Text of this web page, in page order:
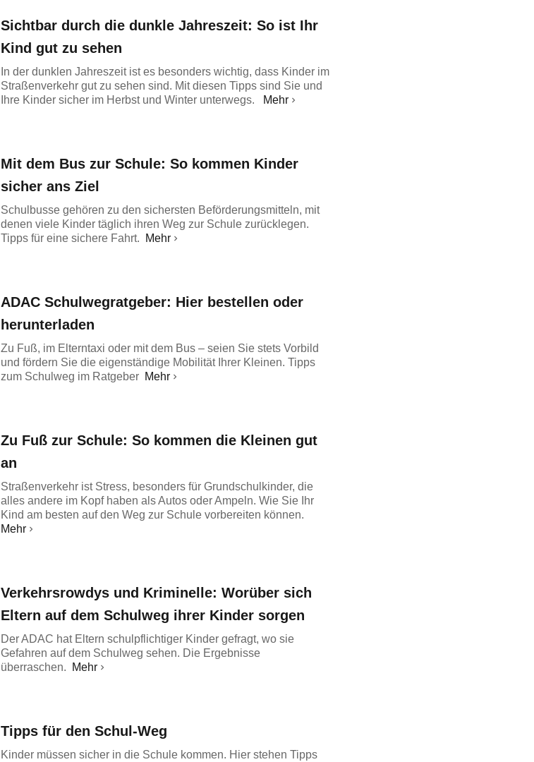
Sichtbar durch die dunkle Jahreszeit: So ist Ihr
Kind gut zu sehen
In der dunklen Jahreszeit ist es besonders wichtig, dass Kinder im
Straßenverkehr gut zu sehen sind. Mit diesen Tipps sind Sie und
Ihre Kinder sicher im Herbst und Winter unterwegs.
Mehr
Mit dem Bus zur Schule: So kommen Kinder
sicher ans Ziel
Schulbusse gehören zu den sichersten Beförderungsmitteln, mit
denen viele Kinder täglich ihren Weg zur Schule zurücklegen.
Tipps für eine sichere Fahrt.
Mehr
ADAC Schulwegratgeber: Hier bestellen oder
herunterladen
Zu Fuß, im Elterntaxi oder mit dem Bus – seien Sie stets Vorbild
und fördern Sie die eigenständige Mobilität Ihrer Kleinen. Tipps
zum Schulweg im Ratgeber Mehr
Zu Fuß zur Schule: So kommen die Kleinen gut
an
Straßenverkehr ist Stress, besonders für Grundschulkinder, die
alles andere im Kopf haben als Autos oder Ampeln. Wie Sie Ihr
Kind am besten auf den Weg zur Schule vorbereiten können.
Mehr
Verkehrsrowdys und Kriminelle: Worüber sich
Eltern auf dem Schulweg ihrer Kinder sorgen
Der ADAC hat Eltern schulpflichtiger Kinder gefragt, wo sie
Gefahren auf dem Schulweg sehen. Die Ergebnisse
überraschen.
Mehr
Tipps für den Schul-Weg
Kinder müssen sicher in die Schule kommen. Hier stehen Tipps